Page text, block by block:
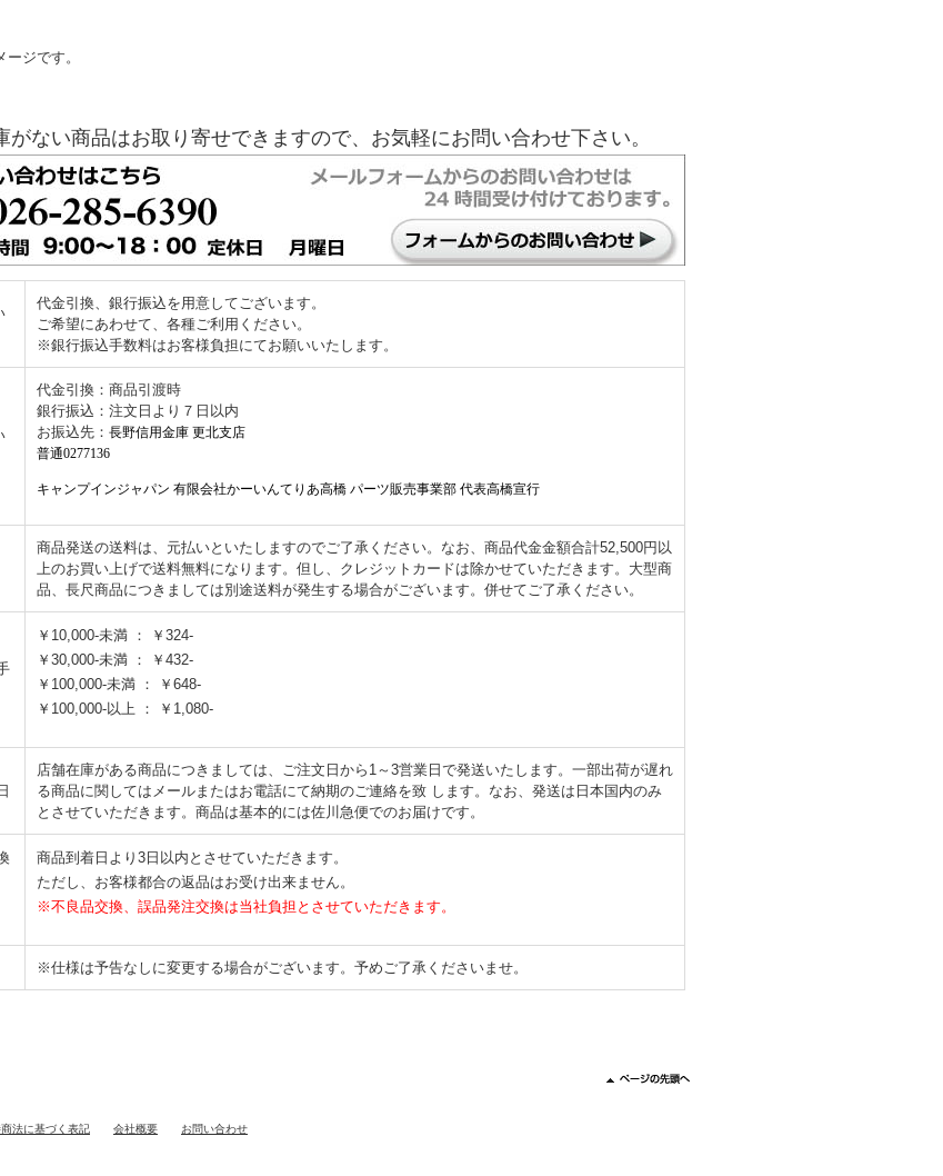
ジです。
がない商品はお取り寄せできますので、お気軽にお問い合わせ下さい。
代金引換、銀行振込を用意してございます。
ご希望にあわせて、各種ご利用ください。
※銀行振込手数料はお客様負担にてお願いいたします。
代金引換：商品引渡時
銀行振込：注文日より７日以内
お振込先： 長野信用金庫 更北支店
普通0277136
キャンプインジャパン 有限会社かーいんてりあ高橋 パーツ販売事業部 代表高橋宣行
商品発送の送料は、元払いといたしますのでご了承ください。なお、商品代金金額合計52,500円以
上のお買い上げで送料無料になります。但し、クレジットカードは除かせていただきます。大型商
品、長尺商品につきましては別途送料が発生する場合がございます。併せてご了承ください。
￥10,000-未満 ： ￥324-
￥30,000-未満 ： ￥432-
￥100,000-未満 ： ￥648-
￥100,000-以上 ： ￥1,080-
店舗在庫がある商品につきましては、ご注文日から1～3営業日で発送いたします。一部出荷が遅れ
る商品に関してはメールまたはお電話にて納期のご連絡を致 します。なお、発送は日本国内のみ
とさせていただきます。商品は基本的には佐川急便でのお届けです。
商品到着日より3日以内とさせていただきます。
ただし、お客様都合の返品はお受け出来ません。
※不良品交換、誤品発注交換は当社負担とさせていただきます。
※仕様は予告なしに変更する場合がございます。予めご了承くださいませ。
法に基づく表記 会社概要 お問い合わせ